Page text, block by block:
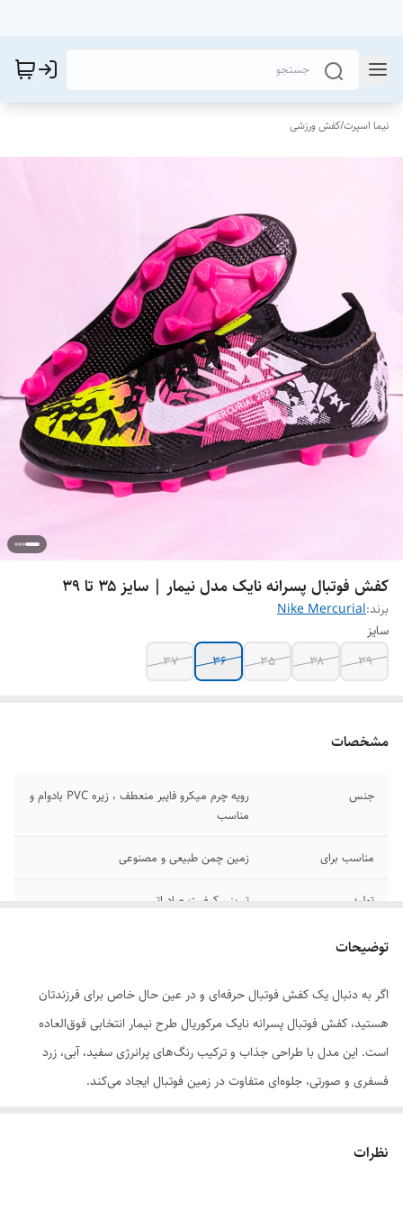
نیما اسپرت/کفش ورزشی
کفش فوتبال پسرانه نایک مدل نیمار | سایز ۳۵ تا ۳۹
برند:Nike Mercurial
سایز
۳۹
۳۸ 35 ۳۶ ۳۷
مشخصات
جنس
رویه چرم میکرو فایبر منعطف ، زیره PVC بادوام و
مناسب
مناسب برای زمین چمن طبیعی و مصنوعی
تولید تبریز ، کیفیت صادراتی
توضیحات
اگر به دنبال یک کفش فوتبال حرفه‌ای و در عین حال خاص برای فرزندتان
هستید، کفش فوتبال پسرانه نایک مرکوریال طرح نیمار انتخابی فوق‌العاده
است. این مدل با طراحی جذاب و ترکیب رنگ‌های پرانرژی سفید، آبی، زرد
فسفری و صورتی، جلوه‌ای متفاوت در زمین فوتبال ایجاد می‌کند.
✔ دوام بالا و مناسب برای استفاده مداوم
نظرات